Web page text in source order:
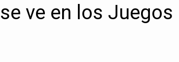
ve en los Juegos